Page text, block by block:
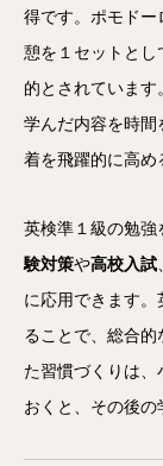
得です。ポモドー
憩を１セットとし
的とされていま
学んだ内容を時間
着を飛躍的に高め
英検準１級の勉強
験対策や高校入試
に応用できます
ることで、総合的
た習慣づくりは
おくと、その後の